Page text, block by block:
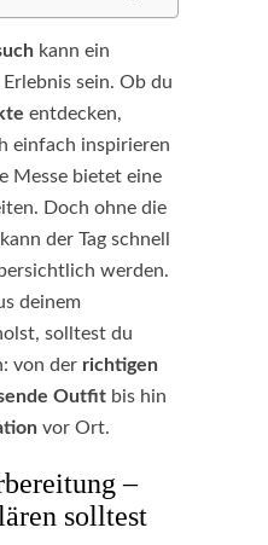
kann ein
sein. Ob du
entdecken,
einfach inspirieren
Messe bietet eine
Doch ohne die
der Tag schnell
werden.
deinem
solltest du
von der richtigen
Outfit bis hin
vor Ort.
–
solltest